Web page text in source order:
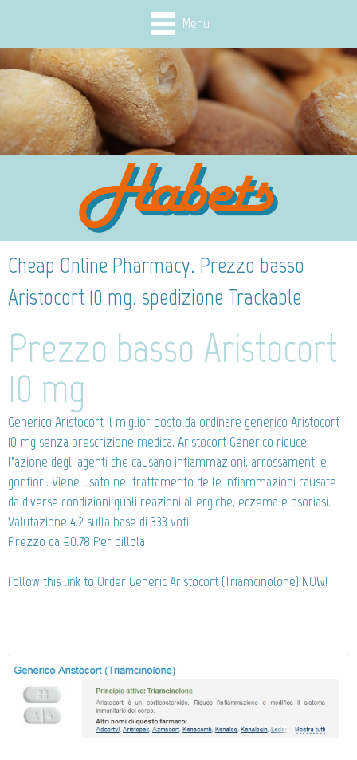
Menu
Cheap Online Pharmacy. Prezzo basso
Aristocort 10 mg. spedizione Trackable
Prezzo basso Aristocort
10 mg
Generico Aristocort Il miglior posto da ordinare generico Aristocort
10 mg senza prescrizione medica. Aristocort Generico riduce
l’azione degli agenti che causano infiammazioni, arrossamenti e
gonfiori. Viene usato nel trattamento delle infiammazioni causate
da diverse condizioni quali reazioni allergiche, eczema e psoriasi.
Valutazione 4.2 sulla base di 333 voti.
Prezzo da €0.78 Per pillola
Follow this link to Order Generic Aristocort (Triamcinolone) NOW!